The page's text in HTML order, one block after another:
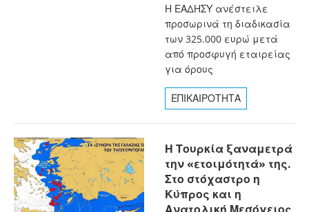
Η ΕΑΔΗΣΥ ανέστειλε
προσωρινά τη διαδικασία
των 325.000 ευρώ μετά
από προσφυγή εταιρείας
για όρους
ΕΠΙΚΑΙΡΟΤΗΤΑ
Η Τουρκία ξαναμετρά
την «ετοιμότητά» της.
Στο στόχαστρο η
Κύπρος και η